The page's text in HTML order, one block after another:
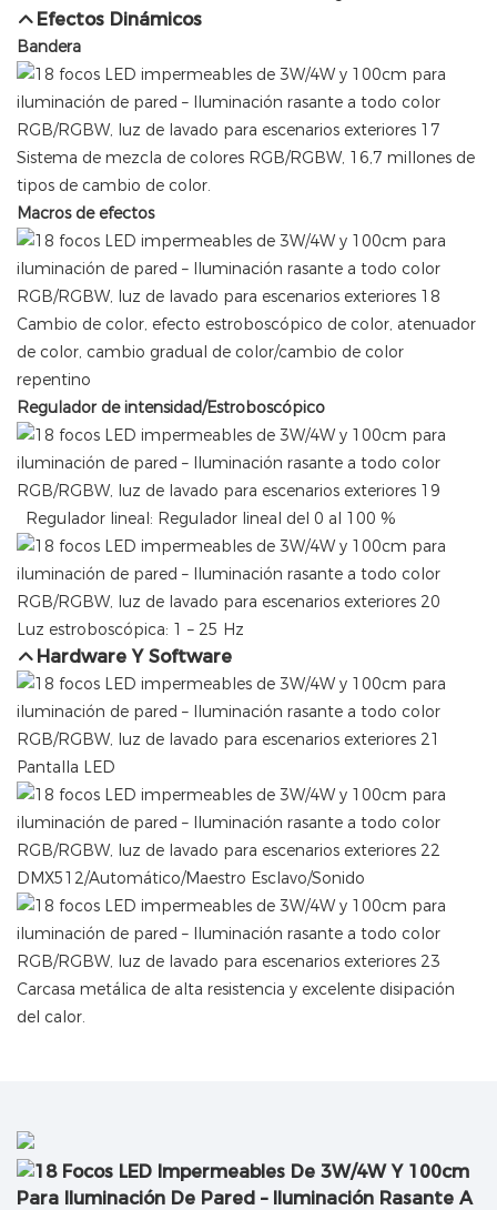
Efectos Dinámicos
Bandera
Sistema de mezcla de colores RGB/RGBW, 16,7 millones de
tipos de cambio de color.
Macros de efectos
Cambio de color, efecto estroboscópico de color, atenuador
de color, cambio gradual de color/cambio de color
repentino
Regulador de intensidad/Estroboscópico
Regulador lineal: Regulador lineal del 0 al 100 %
Luz estroboscópica: 1 – 25 Hz
Hardware Y Software
Pantalla LED
DMX512/Automático/Maestro Esclavo/Sonido
Carcasa metálica de alta resistencia y excelente disipación
del calor.